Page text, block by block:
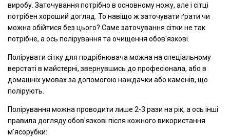
виробу. Заточування потрібно в основному ножу, але і сітці
потрібен хороший догляд. То навіщо ж заточувати ґрати чи
можна обійтися без цього? Саме заточування сітки не так
потрібне, а ось полірування та очищення обов'язкові.
Полірувати сітку для подрібнювача можна на спеціальному
верстаті в майстерні, звернувшись до професіонала, або в
домашніх умовах за допомогою наждачки або каменів, що
полірують.
Полірування можна проводити лише 2-3 рази на рік, а ось інші
правила догляду обов'язкові після кожного використання
м'ясорубки: